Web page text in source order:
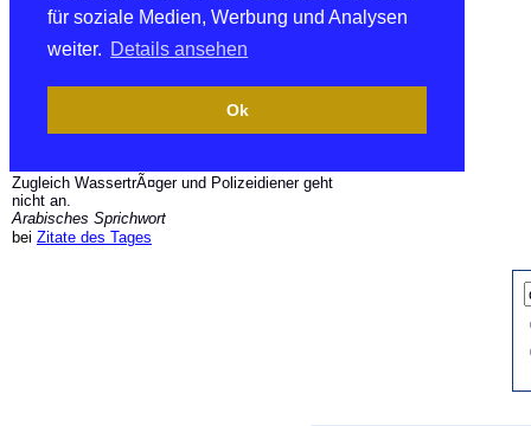
für soziale Medien, Werbung und Analysen
weiter. Details ansehen
Ok
Zugleich WassertrÃ¤ger und Polizeidiener geht
nicht an.
Arabisches Sprichwort
bei Zitate des Tages